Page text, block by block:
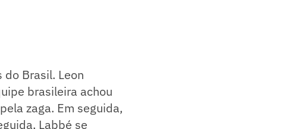
Brasil. Leon
brasileira achou
zaga. Em seguida,
Labbé se